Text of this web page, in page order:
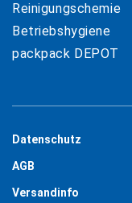
Reinigungschemie
Betriebshygiene
packpack DEPOT
Datenschutz
AGB
Versandinfo